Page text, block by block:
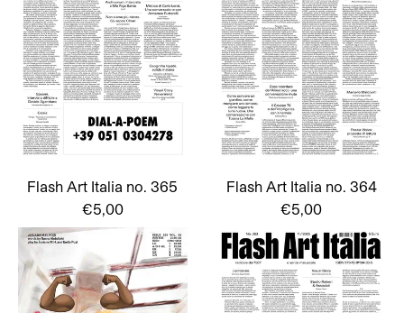
Flash Art Italia no. 365
€5,00
Flash Art Italia no. 364
€5,00